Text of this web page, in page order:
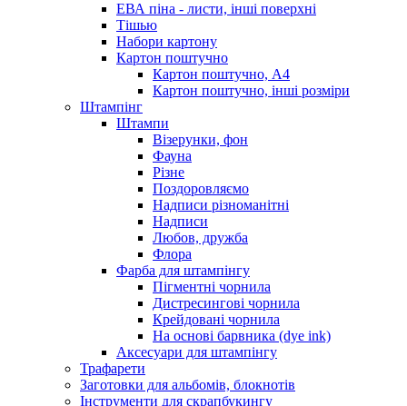
ЕВА піна - листи, інші поверхні
Тішью
Набори картону
Картон поштучно
Картон поштучно, А4
Картон поштучно, інші розміри
Штампінг
Штампи
Візерунки, фон
Фауна
Різне
Поздоровляємо
Надписи різноманітні
Надписи
Любов, дружба
Флора
Фарба для штампінгу
Пігментні чорнила
Дистресингові чорнила
Крейдовані чорнила
На основі барвника (dye ink)
Аксесуари для штампінгу
Трафарети
Заготовки для альбомів, блокнотів
Інструменти для скрапбукингу